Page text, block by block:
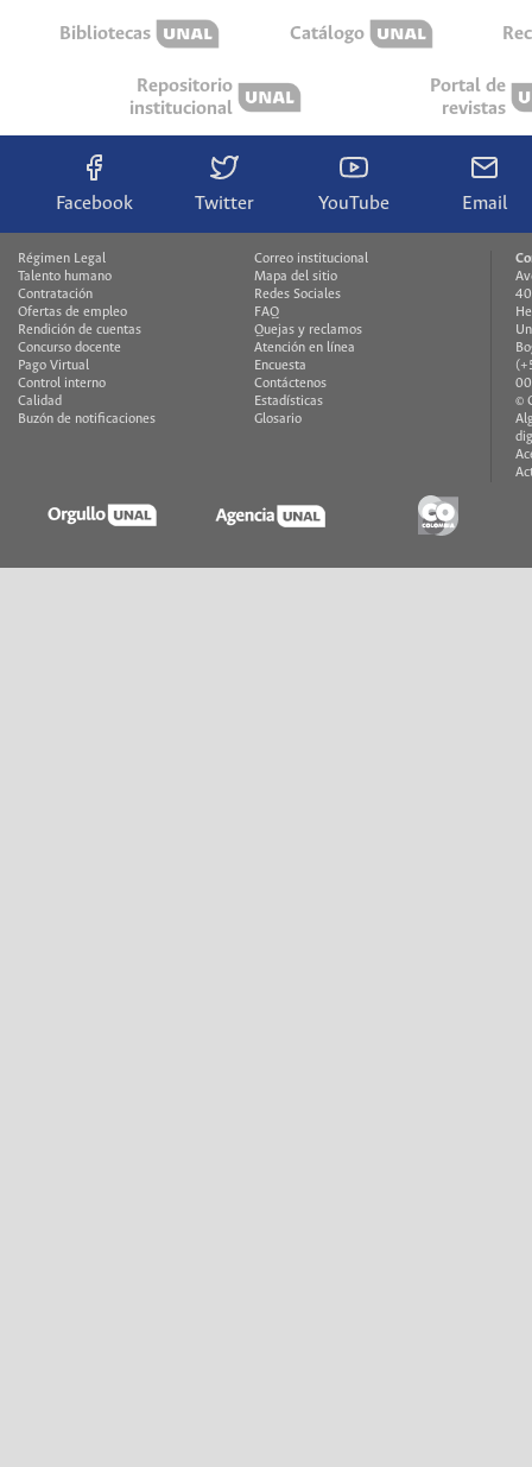
Bibliotecas Catálogo
Repositorio
institucional
Portal de
revistas
Facebook Twitter YouTube Email
Régimen Legal
Talento humano
Contratación
Ofertas de empleo
Rendición de cuentas
Concurso docente
Pago Virtual
Control interno
Calidad
Buzón de notificaciones
Correo institucional
Mapa del sitio
Redes Sociales
FAQ
Quejas y reclamos
Atención en línea
Encuesta
Contáctenos
Estadísticas
Glosario
©